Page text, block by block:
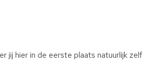
jij hier in de eerste plaats natuurlijk